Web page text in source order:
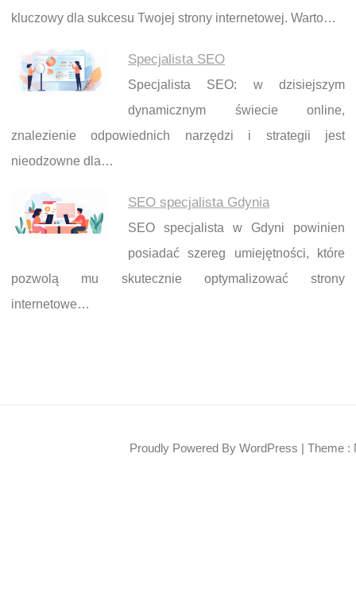
kluczowy dla sukcesu Twojej strony internetowej. Warto…
Specjalista SEO
Specjalista SEO: w dzisiejszym
dynamicznym świecie online,
znalezienie odpowiednich narzędzi i strategii jest
nieodzowne dla…
SEO specjalista Gdynia
SEO specjalista w Gdyni powinien
posiadać szereg umiejętności, które
pozwolą mu skutecznie optymalizować strony
internetowe…
Proudly Powered By WordPress | Theme :